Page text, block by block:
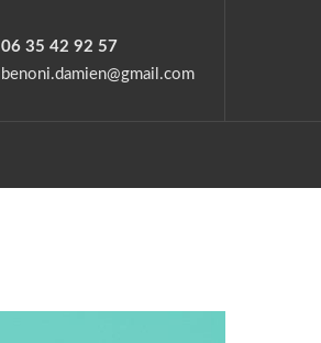
06 35 42 92 57
benoni.damien@gmail.com